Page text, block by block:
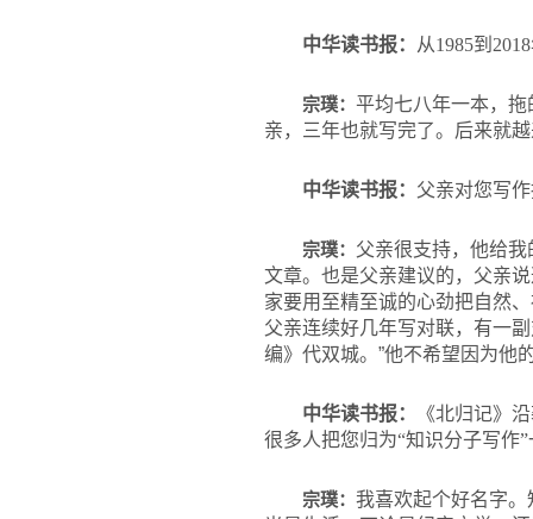
中华读书报： 从1985到
宗璞： 平均七八年一本，
亲，三年也就写完了。后来就
中华读书报： 父亲对您写作
宗璞： 父亲很支持，他给
文章。也是父亲建议的，父亲
家要用至精至诚的心劲把自然
父亲连续好几年写对联，有一
编》代双城。”他不希望因为他
中华读书报：
《北归记》
很多人把您归为“知识分子写作
宗璞： 我喜欢起个好名字